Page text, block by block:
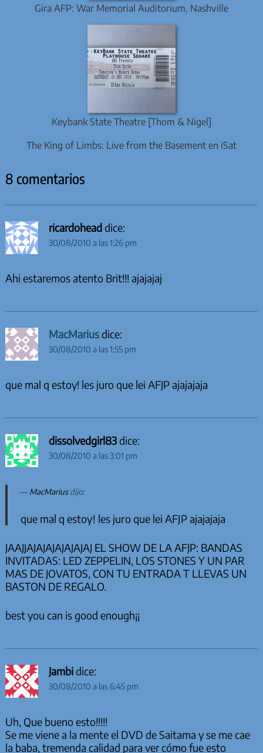
Gira AFP: War Memorial Auditorium, Nashville
Keybank State Theatre [Thom & Nigel]
The King of Limbs: Live from the Basement en iSat
8 comentarios
ricardoheaddice:
30/08/2010 a las 1:26 pm
Ahi estaremos atento Brit!!! ajajajaj
MacMariusdice:
30/08/2010 a las 1:55 pm
que mal q estoy! les juro que lei AFJP ajajajaja
dissolvedgirl83dice:
30/08/2010 a las 3:01 pm
MacMariusdijo:
que mal q estoy! les juro que lei AFJP ajajajaja
JAAJJAJAJAJAJAJAJAJ EL SHOW DE LA AFJP: BANDAS
INVITADAS: LED ZEPPELIN, LOS STONES Y UN PAR
MAS DE JOVATOS, CON TU ENTRADA T LLEVAS UN
BASTON DE REGALO.
best you can is good enough¡¡
Jambidice:
30/08/2010 a las 6:45 pm
Uh, Que bueno esto!!!!!
Se me viene a la mente el DVD de Saitama y se me cae
la baba, tremenda calidad para ver cómo fue esto